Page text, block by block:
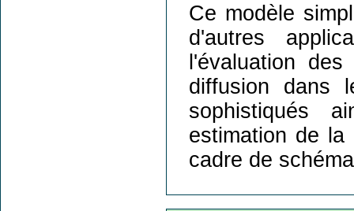
Ce modèle
d'autres
l'évaluation
diffusion dans
sophistiqués
estimation de la
cadre de